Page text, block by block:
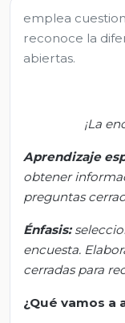
emplea
reconoce la
abiertas.
¡La
Aprendizaje
obtener
preguntas
Énfasis: s
encuesta.
cerradas para
¿Qué vamos a